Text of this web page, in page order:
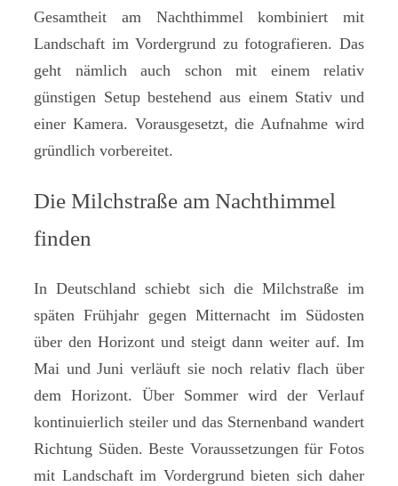
Gesamtheit am Nachthimmel kombiniert mit
Landschaft im Vordergrund zu fotografieren. Das
geht nämlich auch schon mit einem relativ
günstigen Setup bestehend aus einem Stativ und
einer Kamera. Vorausgesetzt, die Aufnahme wird
gründlich vorbereitet.
Die Milchstraße am Nachthimmel
finden
In Deutschland schiebt sich die Milchstraße im
späten Frühjahr gegen Mitternacht im Südosten
über den Horizont und steigt dann weiter auf. Im
Mai und Juni verläuft sie noch relativ flach über
dem Horizont. Über Sommer wird der Verlauf
kontinuierlich steiler und das Sternenband wandert
Richtung Süden. Beste Voraussetzungen für Fotos
mit Landschaft im Vordergrund bieten sich daher